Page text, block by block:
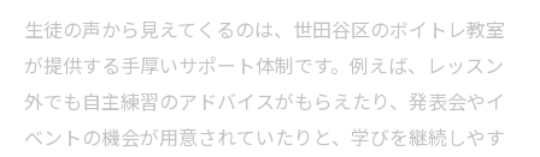
生徒の声から見えてくるのは、世田谷区のボイトレ教室
が提供する手厚いサポート体制です。例えば、レッスン
外でも自主練習のアドバイスがもらえたり、発表会やイ
ベントの機会が用意されていたりと、学びを継続しやす